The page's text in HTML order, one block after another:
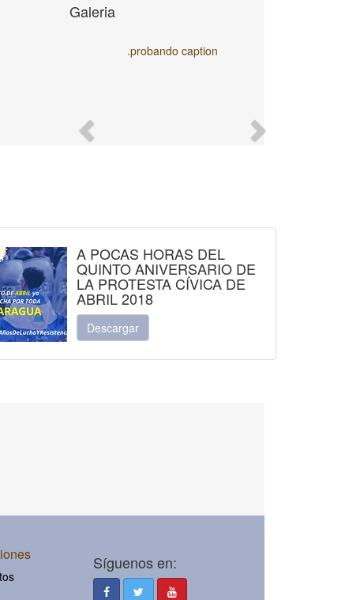
Galeria
.probando caption
Previous
A POCAS HORAS DEL
QUINTO ANIVERSARIO DE
LA PROTESTA CÍVICA DE
ABRIL 2018
Descargar
Síguenos en: